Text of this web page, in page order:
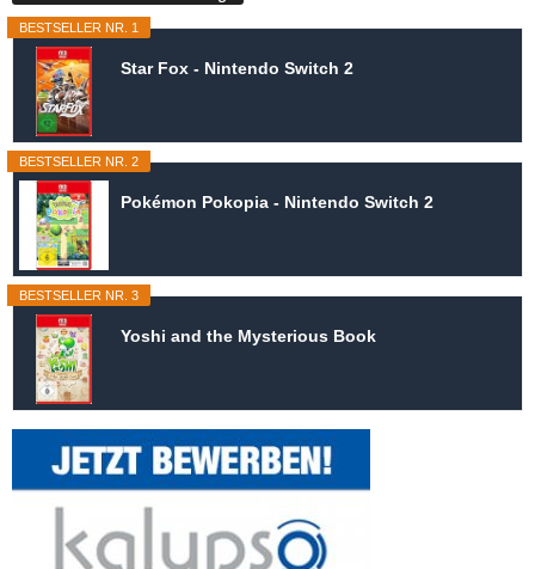
BESTSELLER NR. 1
Star Fox - Nintendo Switch 2
BESTSELLER NR. 2
Pokémon Pokopia - Nintendo Switch 2
BESTSELLER NR. 3
Yoshi and the Mysterious Book